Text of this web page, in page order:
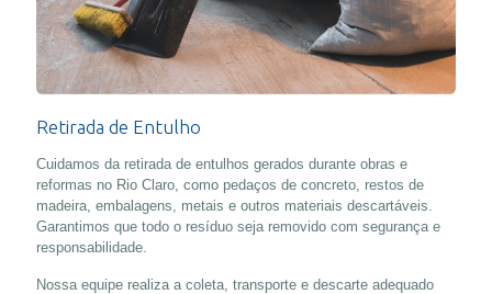
Retirada de Entulho
Cuidamos da retirada de entulhos gerados durante obras e
reformas no Rio Claro, como pedaços de concreto, restos de
madeira, embalagens, metais e outros materiais descartáveis.
Garantimos que todo o resíduo seja removido com segurança e
responsabilidade.
Nossa equipe realiza a coleta, transporte e descarte adequado